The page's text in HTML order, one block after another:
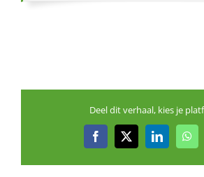
Deel dit verhaal, kies je
Facebook
X LinkedIn